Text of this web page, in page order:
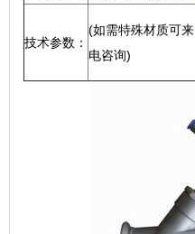
技术参数：
(如需特殊材质可来
电咨询)